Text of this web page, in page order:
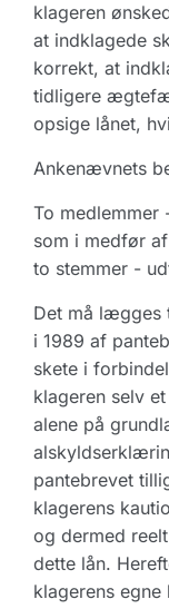
klageren
at indklagede
korrekt, at
tidligere
opsige lånet,
Ankenævnets
To medlemmer
som i medfør
to stemmer -
Det må lægges
i 1989 af
skete i
klageren selv
alene på
pantebrevet
klagerens
og dermed
dette lån.
klagerens